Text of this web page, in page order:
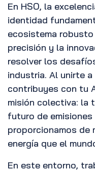
En HSO, la
identidad
ecosistema
precisión y la
resolver los
industria. Al unirte
contribuyes con tu
misión colectiva: la
futuro de
proporcionamos de
energía que el
En este entorno,